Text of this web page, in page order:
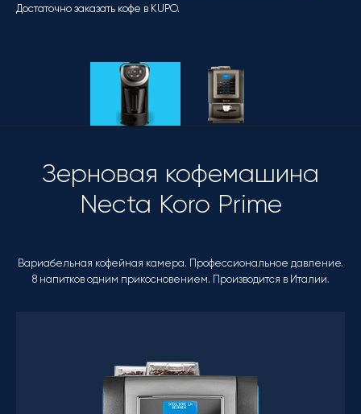
Достаточно заказать кофе в KUPO.
Зерновая кофемашина
Necta Koro Prime
Вариабельная кофейная камера. Профессиональное давление.
8 напитков одним прикосновением. Производится в Италии.